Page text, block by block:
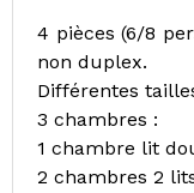
4 pièces (6/8
non duplex.
Différentes
3 chambres :
1 chambre lit
2 chambres 2